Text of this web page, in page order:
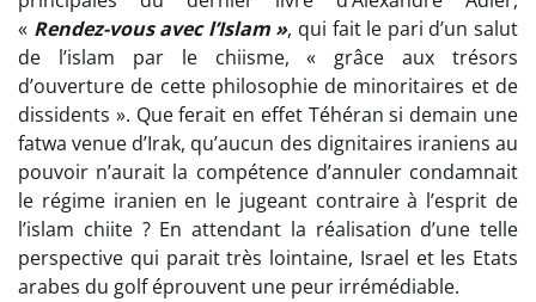
« Rendez-vous avec l’Islam », qui fait le pari d’un salut
de l’islam par le chiisme, « grâce aux trésors
d’ouverture de cette philosophie de minoritaires et de
dissidents ». Que ferait en effet Téhéran si demain une
fatwa venue d’Irak, qu’aucun des dignitaires iraniens au
pouvoir n’aurait la compétence d’annuler condamnait
le régime iranien en le jugeant contraire à l’esprit de
l’islam chiite ? En attendant la réalisation d’une telle
perspective qui parait très lointaine, Israel et les Etats
arabes du golf éprouvent une peur irrémédiable.